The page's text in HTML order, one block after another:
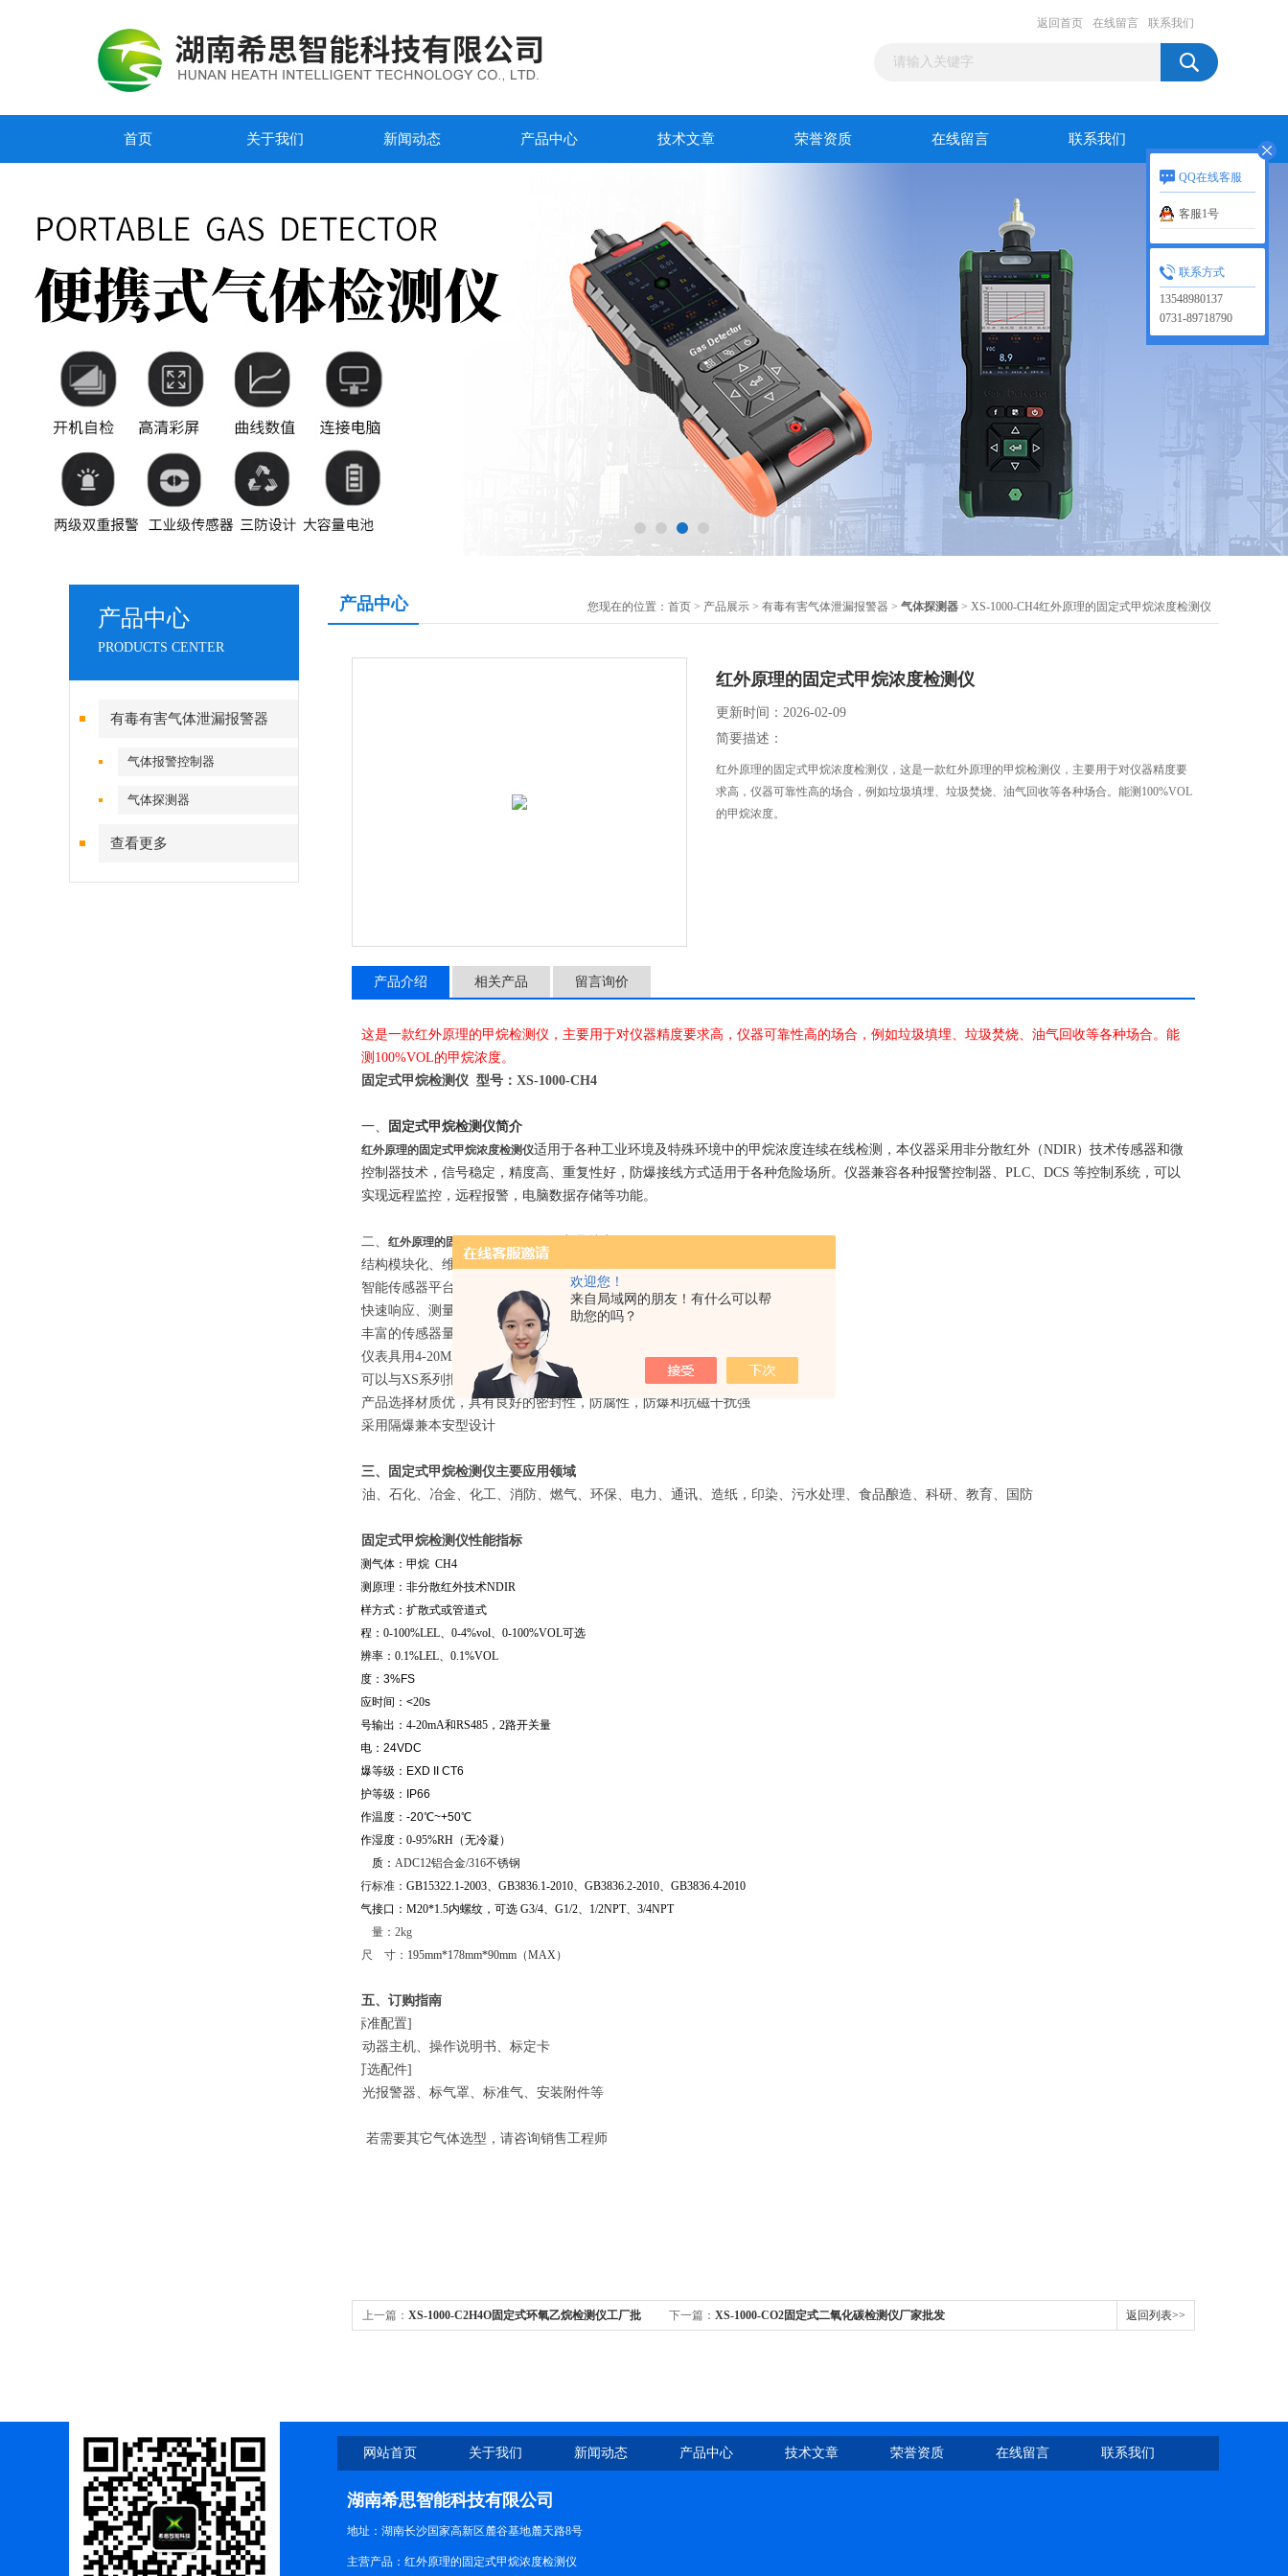
欢迎您！
来自局域网的朋友！有什么可以帮
助您的吗？
返回首页 在线留言 联系我们
首页 关于我们 新闻动态 产品中心 技术文章 荣誉资质 在线留言 联系我们
产品中心
PRODUCTS CENTER
有毒有害气体泄漏报警器
气体报警控制器
气体探测器
查看更多
产品中心 您现在的位置： 首页 > 产品展示 > 有毒有害气体泄漏报警器 > 气体探测器 > XS-1000-CH4红外原理的固定式甲烷浓度检测仪
红外原理的固定式甲烷浓度检测仪
更新时间：2026-02-09
简要描述：
红外原理的固定式甲烷浓度检测仪，这是一款红外原理的甲烷检测仪，主要用于对仪器精度要
求高，仪器可靠性高的场合，例如垃圾填埋、垃圾焚烧、油气回收等各种场合。能测100%VOL
的甲烷浓度。
产品介绍 相关产品 留言询价
这是一款红外原理的甲烷检测仪，主要用于对仪器精度要求高，仪器可靠性高的场合，例如垃圾填埋、垃圾焚烧、油气回收等各种场合。能
测100%VOL的甲烷浓度。
固定式甲烷检测仪 型号：XS-1000-CH4
一、 固定式甲烷检测仪简介
红外原理的固定式甲烷浓度检测仪适用于各种工业环境及特殊环境中的甲烷浓度连续在线检测，本仪器采用非分散红外（NDIR）技术传感器和微
控制器技术，信号稳定，精度高、重复性好，防爆接线方式适用于各种危险场所。仪器兼容各种报警控制器、PLC、DCS 等控制系统，可以
实现远程监控，远程报警，电脑数据存储等功能。
二、 红外原理的固定式甲烷浓度检测仪
结构模块化、维护方便，接线安装简单
智能传感器平台，可即插即用，无需现场标定
快速响应、测量精度高，运行稳定的检测仪器
丰富的传感器量程选择，可以满足客户的要求
仪表具用4-20MA输出或RS-485输出
可以与XS系列报警主机组网使用；每点匹配，点点组合
产品选择材质优，具有良好的密封性，防腐性，防爆和抗磁干扰强
采用隔爆兼本安型设计
三、 固定式甲烷检测仪主要应用领域
石油、石化、冶金、化工、消防、燃气、环保、电力、通讯、造纸，印染、污水处理、食品酿造、科研、教育、国防
固定式甲烷检测仪性能指标
被测气体： 甲烷 CH4
检测原理： 非分散红外技术NDIR
采样方式：扩散式或管道式
量程： 0-100%LEL、0-4%vol、0-100%VOL可选
分辨率： 0.1%LEL、0.1%VOL
精度：3%FS
响应时间：<20s
信号输出：4-20mA和RS485，2路开关量
供电：24VDC
防爆等级：EXD II CT6
防护等级：IP66
工作温度：-20℃~+50℃
工作湿度： 0-95%RH（无冷凝）
材 质： ADC12铝合金/316不锈钢
执行标准： GB15322.1-2003、 GB3836.1-2010、 GB3836.2-2010、 GB3836.4-2010
电气接口： M20*1.5内螺纹，可选 G3/4、G1/2、1/2NPT、3/4NPT
重 量：2kg
尺 寸： 195mm*178mm*90mm（MAX）
五、订购指南
标准配置]
变动器主机、操作说明书、标定卡
可选配件]
声光报警器、标气罩、标准气、安装附件等
★ 若需要其它气体选型，请咨询销售工程师
上一篇： XS-1000-C2H4O固定式环氧乙烷检测仪工厂批 下一篇： XS-1000-CO2固定式二氧化碳检测仪厂家批发 返回列表>>
网站首页 关于我们 新闻动态 产品中心 技术文章 荣誉资质 在线留言 联系我们
湖南希思智能科技有限公司
地址：湖南长沙国家高新区麓谷基地麓天路8号
主营产品：红外原理的固定式甲烷浓度检测仪
QQ在线客服
客服1号
联系方式
13548980137
0731-89718790